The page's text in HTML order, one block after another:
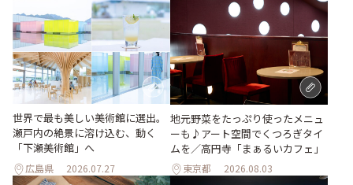
世界で最も美しい美術館に選出。
瀬戸内の絶景に溶け込む、動く
「下瀬美術館」へ
広島県 2026.07.27
地元野菜をたっぷり使ったメニュ
ーも♪アート空間でくつろぎタイ
ムを／高円寺「まぁるいカフェ」
東京都 2026.08.03